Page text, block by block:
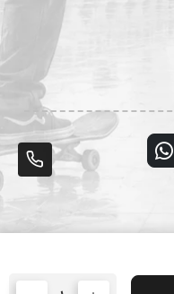
اینترنتی دیزایر می‌باشد.